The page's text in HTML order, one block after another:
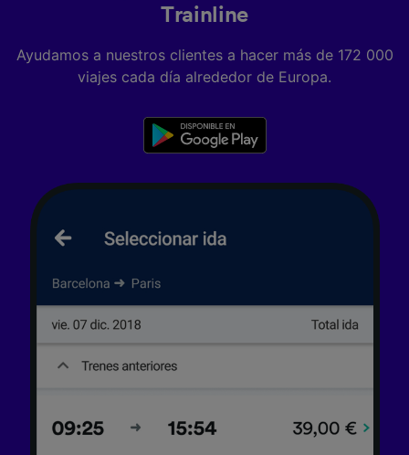
Trainline
Ayudamos a nuestros clientes a hacer más de 172 000
viajes cada día alrededor de Europa.